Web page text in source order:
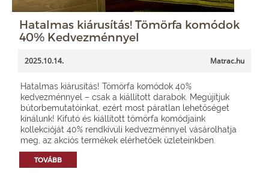
Hatalmas kiárusítás! Tömörfa komódok
40% Kedvezménnyel
2025.10.14. Matrac.hu
Hatalmas kiárusítás! Tömörfa komódok 40%
kedvezménnyel – csak a kiállított darabok. Megújítjuk
bútorbemutatóinkat, ezért most páratlan lehetőséget
kínálunk! Kifutó és kiállított tömörfa komódjaink
kollekcióját 40% rendkívüli kedvezménnyel vásárolhatja
meg, az akciós termékek elérhetőek üzleteinkben.
TOVÁBB